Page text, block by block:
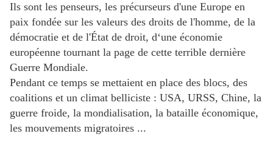
Ils sont les penseurs, les précurseurs d'une Europe en
paix fondée sur les valeurs des droits de l'homme, de la
démocratie et de l'État de droit, d‘une économie
européenne tournant la page de cette terrible dernière
Guerre Mondiale.
Pendant ce temps se mettaient en place des blocs, des
coalitions et un climat belliciste : USA, URSS, Chine, la
guerre froide, la mondialisation, la bataille économique,
les mouvements migratoires ...